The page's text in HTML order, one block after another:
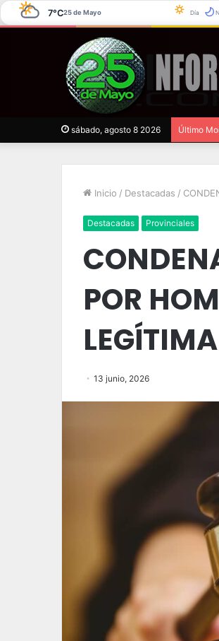
7°C25 de Mayo Día
sábado, agosto 8 2026 Último
Inicio / Destacadas /
Destacadas Provinciales
POR
13 junio, 2026